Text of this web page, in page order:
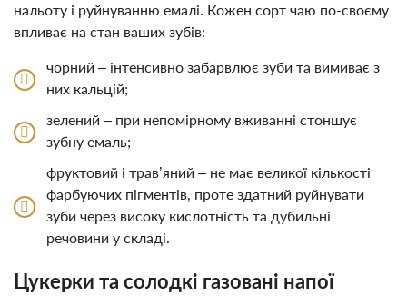
нальоту і руйнуванню емалі. Кожен сорт чаю по-своєму
впливає на стан ваших зубів:
чорний – інтенсивно забарвлює зуби та вимиває з
них кальцій;
зелений – при непомірному вживанні стоншує
зубну емаль;
фруктовий і трав’яний – не має великої кількості
фарбуючих пігментів, проте здатний руйнувати
зуби через високу кислотність та дубильні
речовини у складі.
Цукерки та солодкі газовані напої